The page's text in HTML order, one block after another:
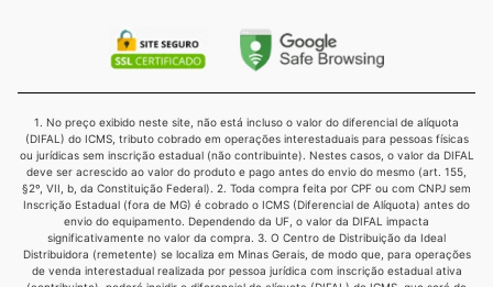
1. No preço exibido neste site, não está incluso o valor do diferencial de alíquota
(DIFAL) do ICMS, tributo cobrado em operações interestaduais para pessoas físicas
ou jurídicas sem inscrição estadual (não contribuinte). Nestes casos, o valor da DIFAL
deve ser acrescido ao valor do produto e pago antes do envio do mesmo (art. 155,
§2º, VII, b, da Constituição Federal). 2. Toda compra feita por CPF ou com CNPJ sem
Inscrição Estadual (fora de MG) é cobrado o ICMS (Diferencial de Alíquota) antes do
envio do equipamento. Dependendo da UF, o valor da DIFAL impacta
significativamente no valor da compra. 3. O Centro de Distribuição da Ideal
Distribuidora (remetente) se localiza em Minas Gerais, de modo que, para operações
de venda interestadual realizada por pessoa jurídica com inscrição estadual ativa